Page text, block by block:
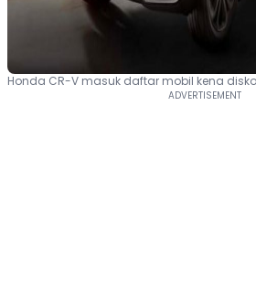
Honda CR-V masuk daftar mobil kena